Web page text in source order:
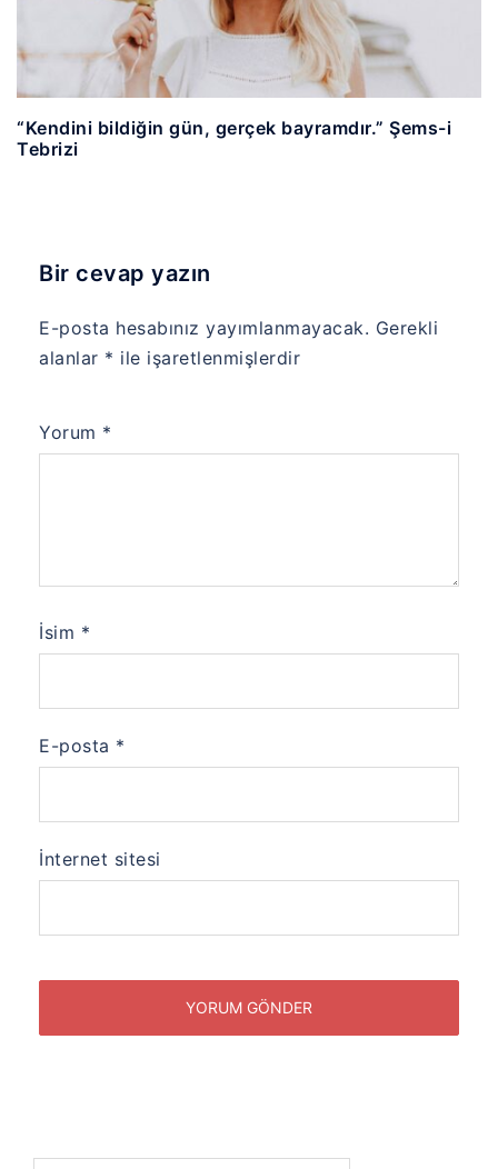
“Kendini bildiğin gün, gerçek bayramdır.” Şems-i
Tebrizi
Bir cevap yazın
E-posta hesabınız yayımlanmayacak. Gerekli
alanlar * ile işaretlenmişlerdir
Yorum *
İsim *
E-posta *
İnternet sitesi